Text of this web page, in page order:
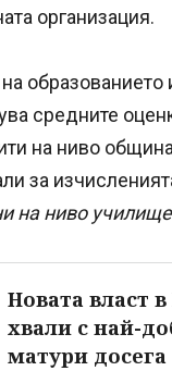
организация.
образованието
средните
на ниво
за
на ниво
Новата власт
хвали с най-
матури досега